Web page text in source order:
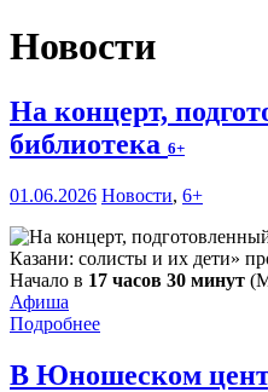
Новости
На концерт,
библиотека 6+
01.06.2026 Новости, 6+
Казани: солисты и их дети»
Начало в 17 часов 30 минут
Афиша
Подробнее
В Юношеском